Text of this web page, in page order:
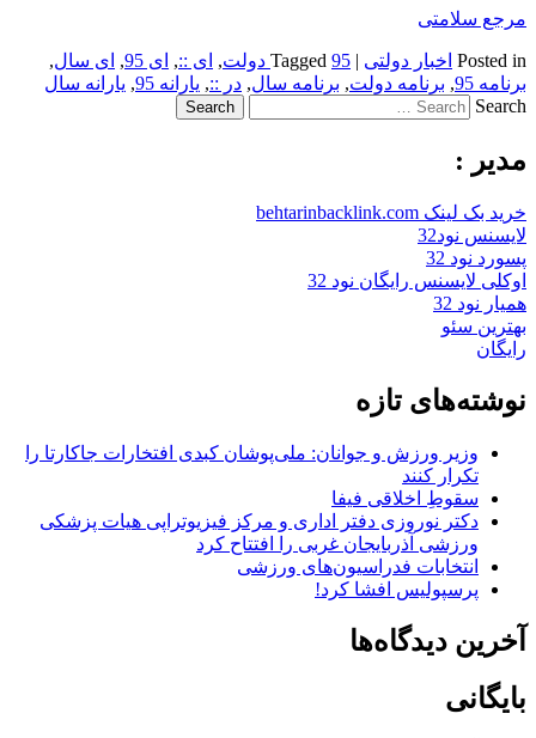
مرجع سلامتی
Posted in اخبار دولتی Tagged 95 دولت , ای ::, ای 95 , ای سال,
برنامه‌ 95
, برنامه‌ دولت, برنامه‌ سال, در ::, یارانه 95 , یارانه سال
Search
مدیر :
خرید بک لینک behtarinbacklink.com
لایسنس نود32
پسورد نود 32
اوکلی لایسنس رایگان نود 32
همیار نود 32
بهترین سئو
رایگان
نوشته‌های تازه
وزیر ورزش و جوانان: ملی‌پوشان کبدی افتخارات جاکارتا را
تکرار کنند
سقوطِ اخلاقی فیفا
دکتر نوروزی دفتر اداری و مرکز فیزیوتراپی هیات پزشکی
ورزشی آذربایجان غربی را افتتاح کرد
انتخابات فدراسیون‌های ورزشی
پرسپولیس افشا کرد!
آخرین دیدگاه‌ها
بایگانی